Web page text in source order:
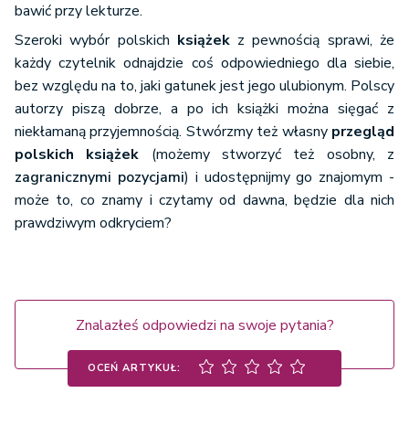
bawić przy lekturze.
Szeroki wybór polskich książekz pewnością sprawi, że
każdy czytelnik odnajdzie coś odpowiedniego dla siebie,
bez względu na to, jaki gatunek jest jego ulubionym. Polscy
autorzy piszą dobrze, a po ich książki można sięgać z
niekłamaną przyjemnością. Stwórzmy też własny przegląd
polskich książek (możemy stworzyć też osobny, z
zagranicznymi pozycjami) i udostępnijmy go znajomym -
może to, co znamy i czytamy od dawna, będzie dla nich
prawdziwym odkryciem?
Znalazłeś odpowiedzi na swoje pytania?
OCEŃ ARTYKUŁ: